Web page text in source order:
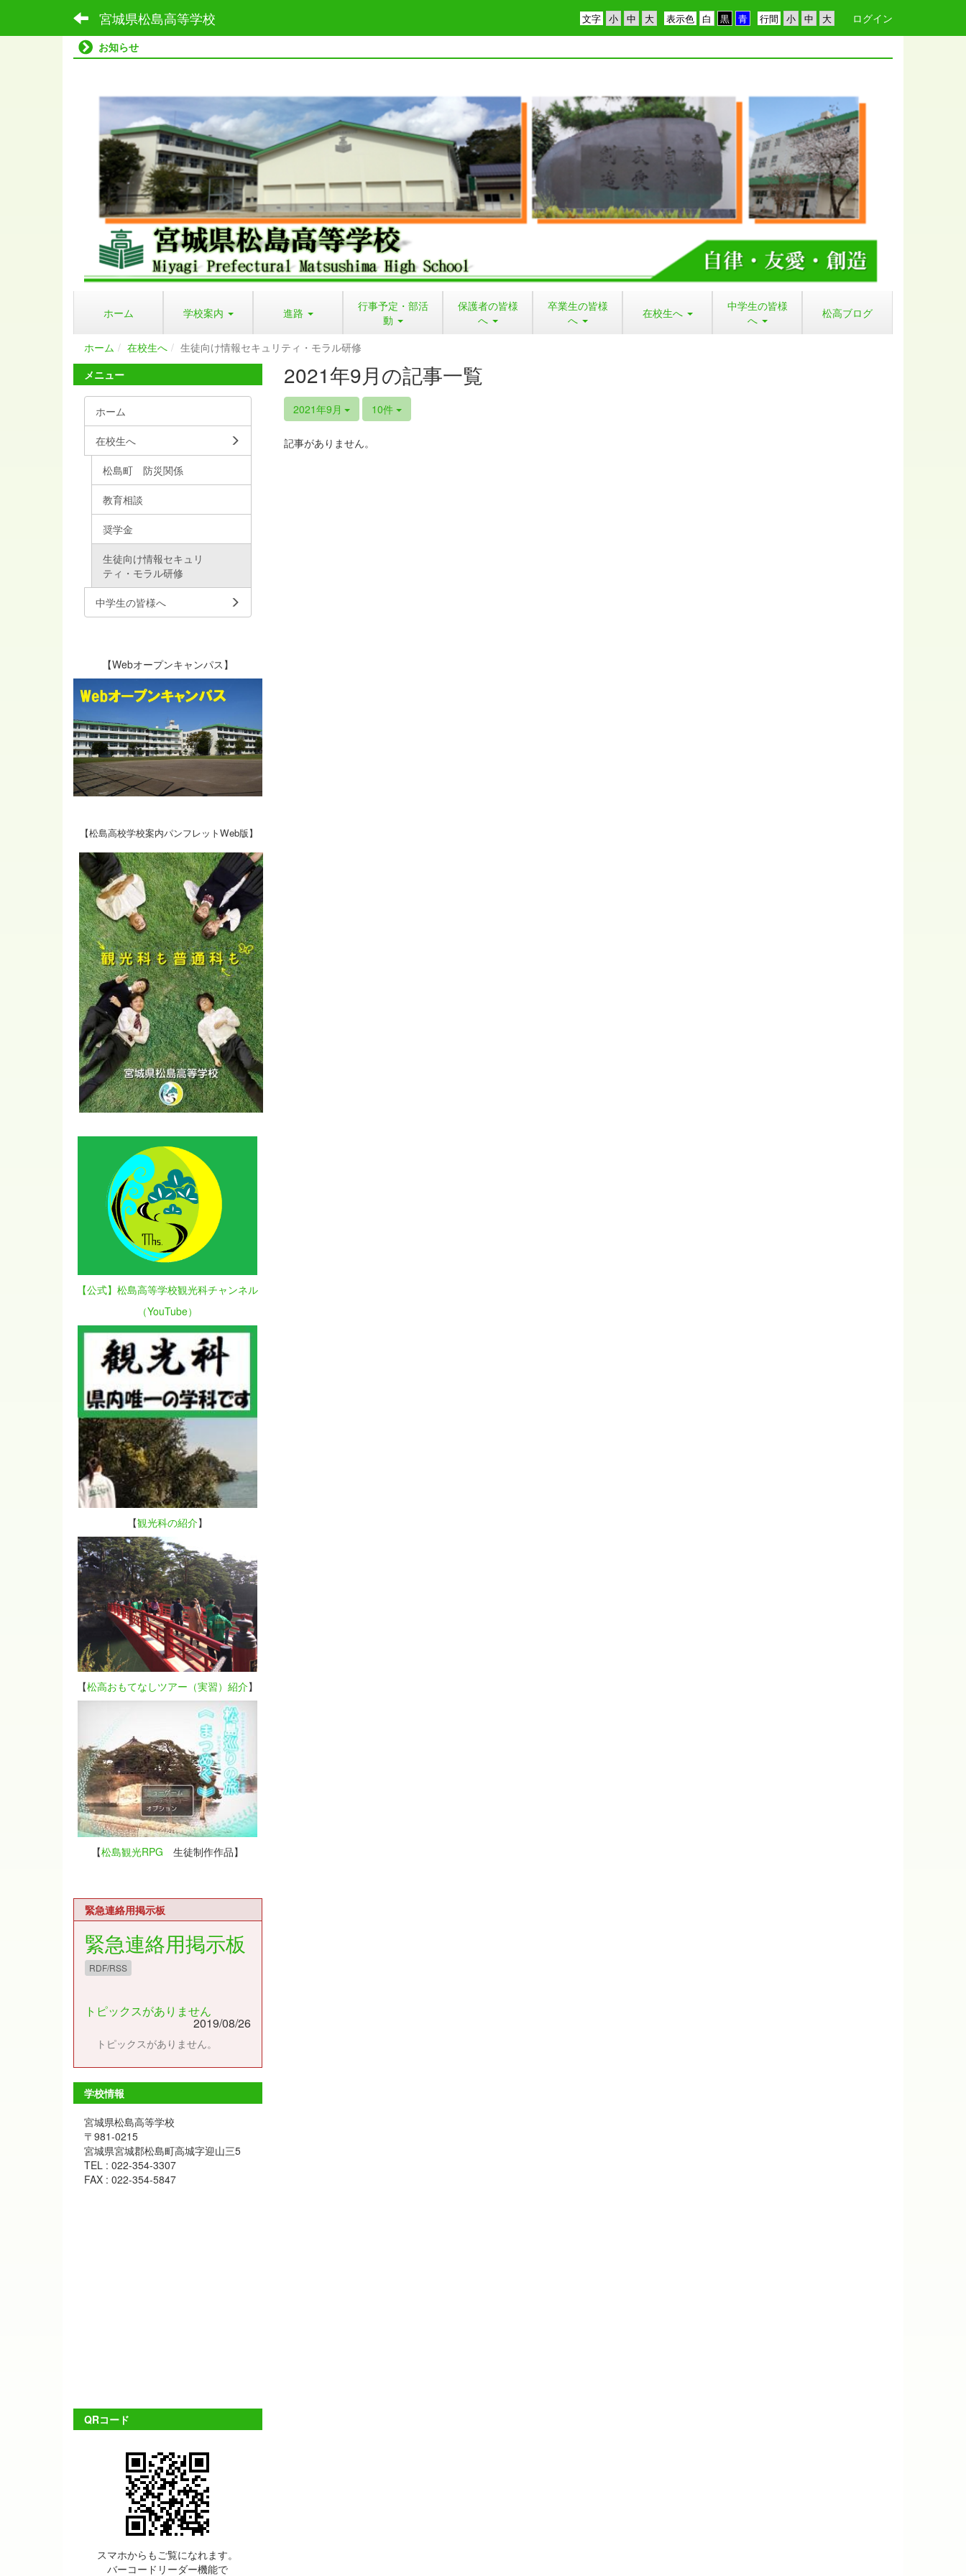
宮城県松島高等学校 行間
表示色
文字
ログイン
お知らせ
ホーム 学校案内 進路
行事予定・部活
動
保護者の皆様
へ
卒業生の皆様
へ
在校生へ
中学生の皆様
へ
松高ブログ
ホーム 在校生へ 生徒向け情報セキュリティ・モラル研修
2021年9月の記事一覧
2021年9月 10件
記事がありません。
メニュー
ホーム
在校生へ
松島町 防災関係
教育相談
奨学金
生徒向け情報セキュリ
ティ・モラル研修
中学生の皆様へ
【Webオープンキャンパス】
【松島高校学校案内パンフレットWeb版】
【公式】松島高等学校観光科チャンネル
（YouTube）
【観光科の紹介】
【松高おもてなしツアー（実習）紹介】
【松島観光RPG 生徒制作作品】
緊急連絡用掲示板
緊急連絡用掲示板
RDF/RSS
トピックスがありません
2019/08/26
トピックスがありません。
学校情報
宮城県松島高等学校
〒981-0215
宮城県宮城郡松島町高城字迎山三5
TEL : 022-354-3307
FAX : 022-354-5847
QRコード
スマホからもご覧になれます。
バーコードリーダー機能で